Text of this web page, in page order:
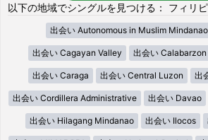
以下の地域でシングルを見つける： フィリ
出会い Autonomous in Muslim Mindanao
出会い Cagayan Valley 出会い Calabarzon
出会い Caraga 出会い Central Luzon 出
出会い Cordillera Administrative 出会い Davao
出会い Hilagang Mindanao 出会い Ilocos